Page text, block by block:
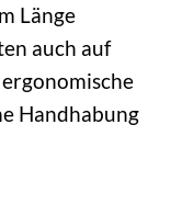
Länge
auch auf
Handhabung